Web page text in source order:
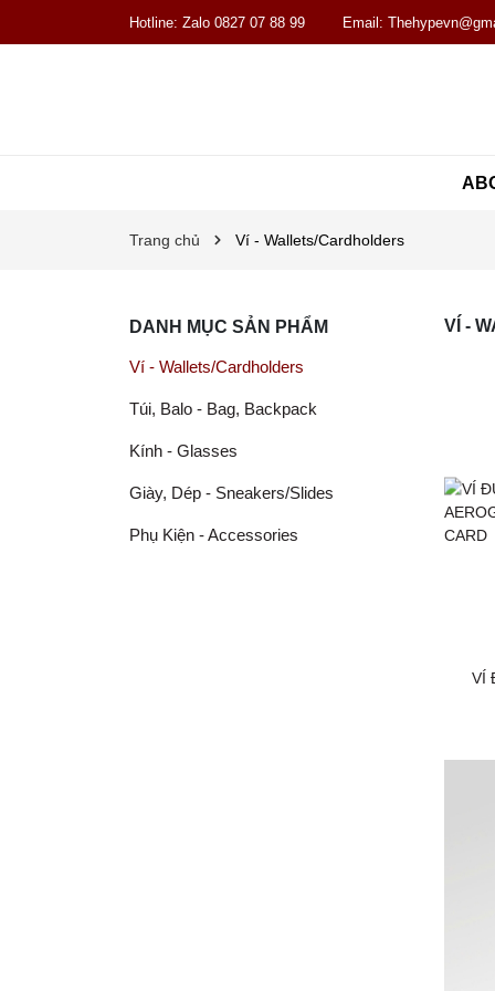
Hotline: Zalo 0827 07 88 99 Email:
Trang chủ Ví - Wallets/Cardholders
DANH MỤC SẢN PHẨM
Ví - Wallets/Cardholders
Túi, Balo - Bag, Backpack
Kính - Glasses
Giày, Dép - Sneakers/Slides
Phụ Kiện - Accessories
VÍ -
VÍ